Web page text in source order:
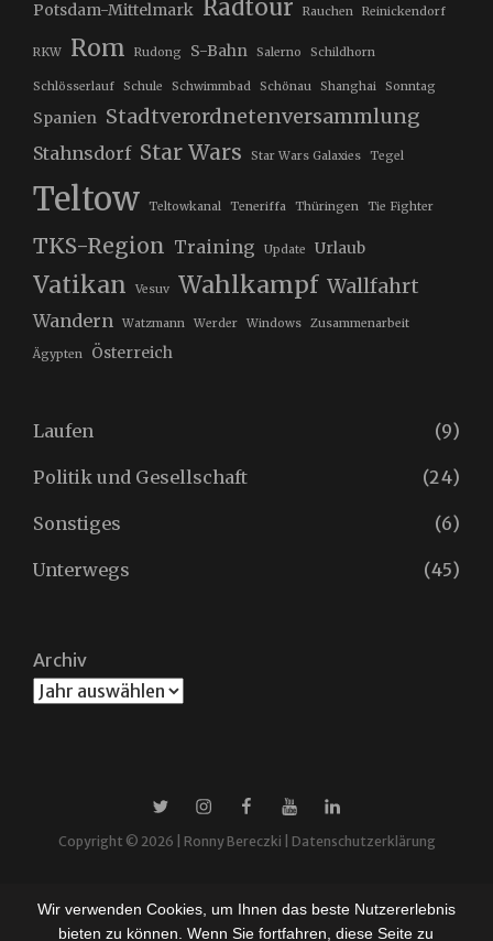
Potsdam-Mittelmark Radtour Rauchen Reinickendorf
RKW Rom Rudong S-Bahn Salerno Schildhorn
Schlösserlauf Schule Schwimmbad Schönau Shanghai Sonntag
Spanien Stadtverordnetenversammlung
Stahnsdorf Star Wars Star Wars Galaxies Tegel
Teltow Teltowkanal Teneriffa Thüringen Tie Fighter
TKS-Region Training Update Urlaub
Vatikan Vesuv Wahlkampf Wallfahrt
Wandern Watzmann Werder Windows Zusammenarbeit
Ägypten Österreich
Laufen (9)
Politik und Gesellschaft (24)
Sonstiges (6)
Unterwegs (45)
Archiv
X InstagramFacebookYouTubeLinkedin
Copyright © 2026 | Ronny Bereczki Datenschutzerklärung
Wir verwenden Cookies, um Ihnen das beste Nutzererlebnis
bieten zu können. Wenn Sie fortfahren, diese Seite zu